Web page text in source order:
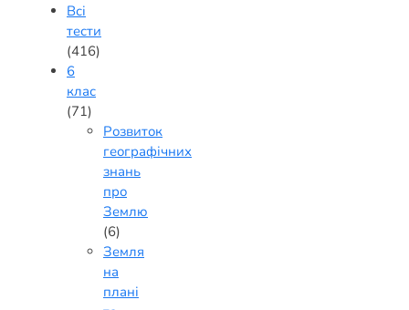
Всі
тести
(416)
6
клас
(71)
Розвиток
географічних
знань
про
Землю
(6)
Земля
на
плані